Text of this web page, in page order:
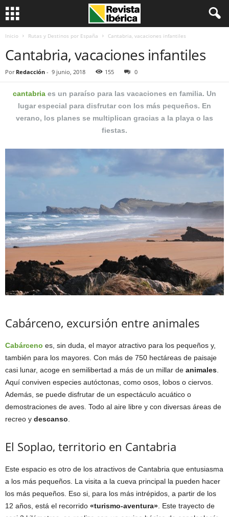
Inicio Rutas y Destinos por España Cantabria, vacaciones infantiles
Cantabria, vacaciones infantiles
Por Redacción - 9 junio, 2018 155 0
cantabria es un paraíso para las vacaciones en familia. Un
lugar especial para disfrutar con los más pequeños. En
verano, los planes se multiplican gracias a la playa o las
fiestas.
Cabárceno, excursión entre animales
Cabárceno es, sin duda, el mayor atractivo para los pequeños y,
también para los mayores. Con más de 750 hectáreas de paisaje
casi lunar, acoge en semilibertad a más de un millar de animales
Aquí conviven especies autóctonas, como osos, lobos o ciervos.
Además, se puede disfrutar de un espectáculo acuático o
demostraciones de aves. Todo al aire libre y con diversas áreas de
recreo y descanso
El Soplao, territorio en Cantabria
Este espacio es otro de los atractivos de Cantabria que entusiasma
a los más pequeños. La visita a la cueva principal la pueden hacer
los más pequeños. Eso si, para los más intrépidos, a partir de los
12 años, está el recorrido «turismo-aventura» . Este trayecto de